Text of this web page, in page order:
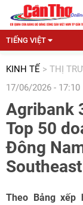
TIẾNG VIỆT
KINH TẾ > THỊ
17/06/2026 - 17:10
Agribank
Top 50
Đông
Theo Bảng xếp